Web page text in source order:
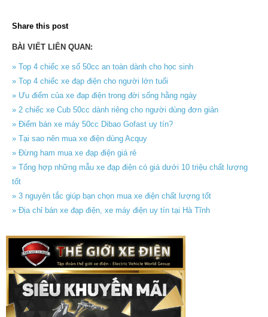
Share this post
BÀI VIẾT LIÊN QUAN:
» Top 4 chiếc xe số 50cc an toàn dành cho học sinh
» Top 4 chiếc xe đạp điện cho người lớn tuổi
» Ưu điểm của xe đạp điện trong đời sống hằng ngày
» 2 chiếc xe Cub 50cc dành riêng cho người dùng đơn giản
» Điểm bán xe máy 50cc Dibao Gofast uy tín?
» Tại sao nên mua xe điện dùng Acquy
» Đừng ham mua xe đạp điện giá rẻ
» Tổng hợp những mẫu xe đạp điện có giá dưới 10 triệu chất lượng
tốt
» 3 nguyên tắc giúp bạn chọn mua xe điện chất lượng tốt
» Địa chỉ bán xe đạp điện, xe máy điện uy tín tại Hà Tĩnh